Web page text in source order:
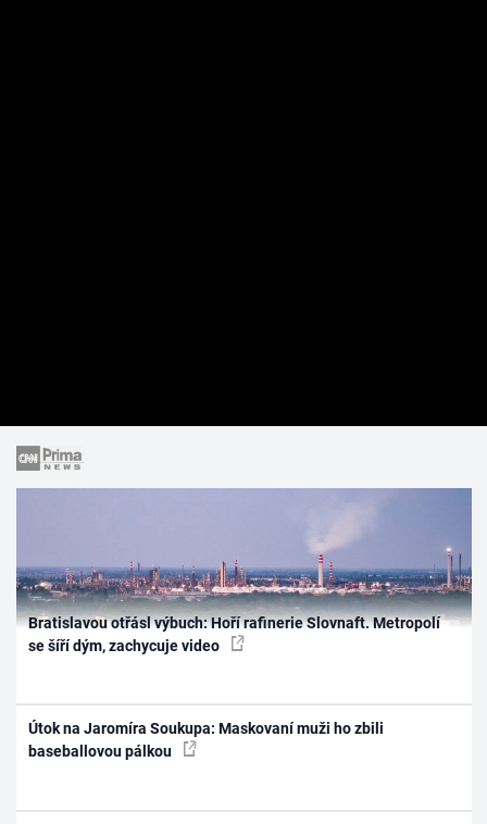
Bratislavou otřásl výbuch: Hoří rafinerie Slovnaft. Metropolí
se šíří dým, zachycuje video
Útok na Jaromíra Soukupa: Maskovaní muži ho zbili
baseballovou pálkou